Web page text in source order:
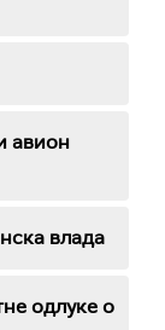
авион
влада
одлуке о